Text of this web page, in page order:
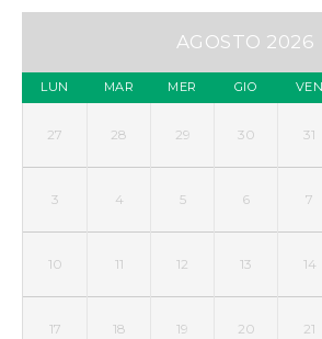
AGOSTO 2026
LUN MAR MER GIO VEN
27 28 29 30 31
3 4 5 6 7
10 11 12 13 14
17 18 19 20 21